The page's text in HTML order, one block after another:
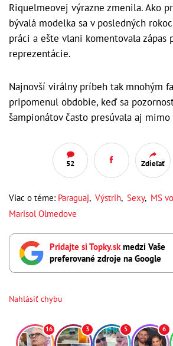
Riquelmeovej výrazne zmenila. Ako
bývalá modelka sa v posledných
práci a ešte vlani komentovala zápas
reprezentácie.
Najnovší virálny príbeh tak mnohým
pripomenul obdobie, keď sa
šampionátov často presúvala aj
52 Zdieľať
Viac o téme: Paraguaj, Výstrih, Sexy, MS
Marisol Olmedove
Pridajte si Topky.skmedzi Vaše
preferované zdroje na Google
Nahlásiť chybu
16 3 5 6